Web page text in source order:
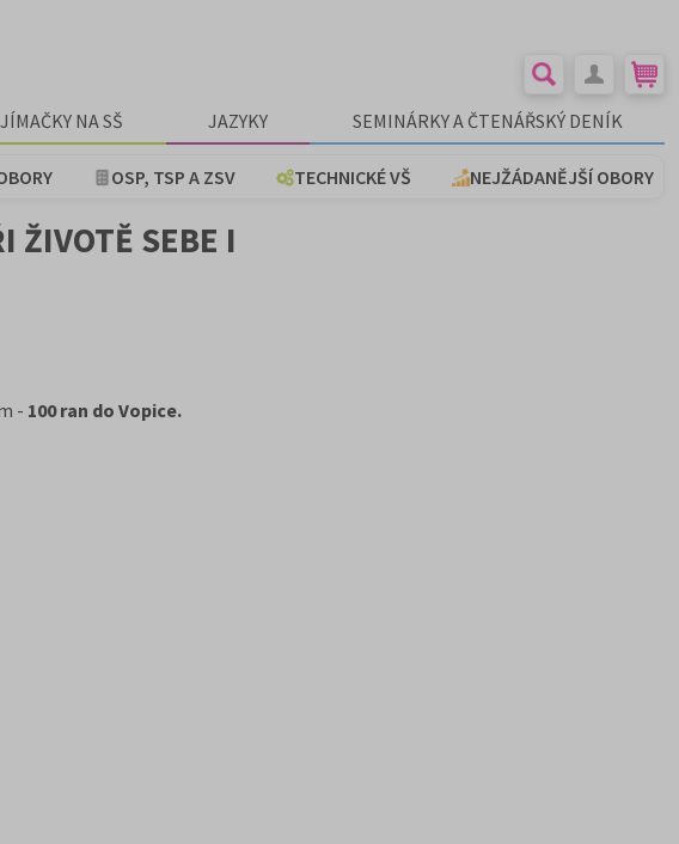
NA SŠ JAZYKY SEMINÁRKY A ČTENÁŘSKÝ DENÍK
OSP, TSP A ZSV TECHNICKÉ VŠ NEJŽÁDANĚJŠÍ OBORY
ŽIVOTĚ SEBE I
- 100 ran do Vopice.